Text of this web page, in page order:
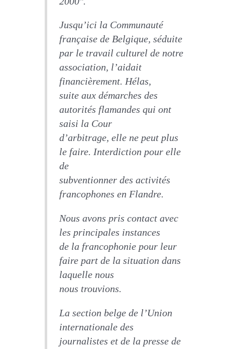
Jusqu’ici la Communauté
française de Belgique, séduite
par le travail culturel de notre
association, l’aidait
financièrement. Hélas,
suite aux démarches des
autorités flamandes qui ont
saisi la Cour
d’arbitrage, elle ne peut plus
le faire. Interdiction pour elle
de
subventionner des activités
francophones en Flandre.
Nous avons pris contact avec
les principales instances
de la francophonie pour leur
faire part de la situation dans
laquelle nous
nous trouvions.
La section belge de l’Union
internationale des
journalistes et de la presse de